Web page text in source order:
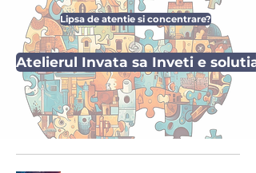
Lipsa de atentie si concentrare?
Atelierul Invata sa Inveti e solutia!